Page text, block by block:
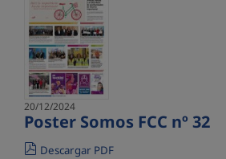
20/12/2024
Poster Somos FCC nº 32
Descargar PDF